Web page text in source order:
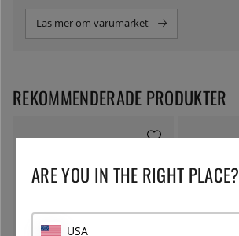
Läs mer om varumärket
REKOMMENDERADE PRODUKTER
ARE YOU IN THE RIGHT PLACE?
USA